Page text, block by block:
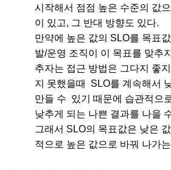
시작해서 점점 높은 수준의 값
이 있고, 그 반대 방향도 있다.
만약에 높은 값의 SLO를 목표
발/운영 조직이 이 목표를 맞추
추자는 접근 방법은 그다지 좋
지 못했을때  SLO를 계속해서
만들 수  있기 때문에 습관적으
낮추게 되는 나쁜 결과를 나을
그래서 SLO의 목표값은 낮은
적으로 높은 값으로 바꿔 나가